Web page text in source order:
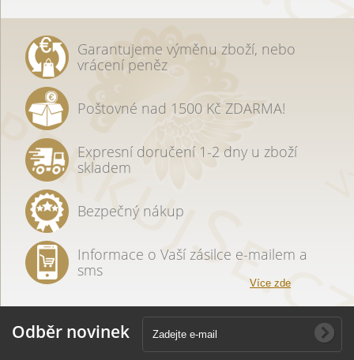
Garantujeme výměnu zboží, nebo
vrácení peněz
Poštovné nad 1500 Kč ZDARMA!
Expresní doručení 1-2 dny u zboží
skladem
Bezpečný nákup
Informace o Vaší zásilce e-mailem a
sms
Více zde
Odběr novinek